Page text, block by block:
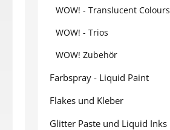
WOW! - Translucent Colours
WOW! - Trios
WOW! Zubehör
Farbspray - Liquid Paint
Flakes und Kleber
Glitter Paste und Liquid Inks